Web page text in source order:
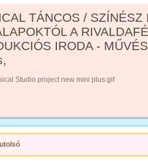
TÁNCOS /
A
IRODA -
Studio project new mini plus.gif
utolsó